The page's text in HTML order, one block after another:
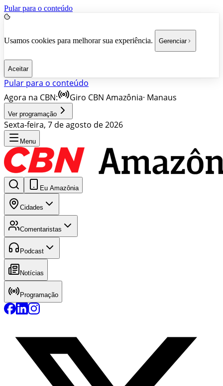
Pular para o conteúdo
Usamos cookies para melhorar sua experiência. Gerenciar
Aceitar
Pular para o conteúdo
Agora na CBN:
Giro CBN Amazônia· Manaus
Ver programação
Sexta-feira, 7 de agosto de 2026
Menu
Eu Amazônia
Cidades
Comentaristas
Podcast
Notícias
Programação